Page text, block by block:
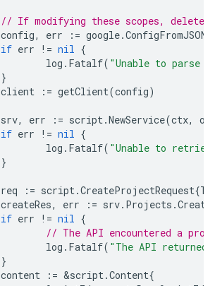
// If modifying these scopes, delete
config, err := google.ConfigFromJSON
if err != nil {
log . Fatalf( "Unable to
}
client
:= getClient(config)
srv, err := script.NewService(ctx,
if err != nil {
log . Fatalf( "Unable to
}
req := script.CreateProjectRequest{
createRes, err := srv. Projects .Create
if err != nil {
// The API encountered a
log . Fatalf( "The API
}
content
:= &script.Content{